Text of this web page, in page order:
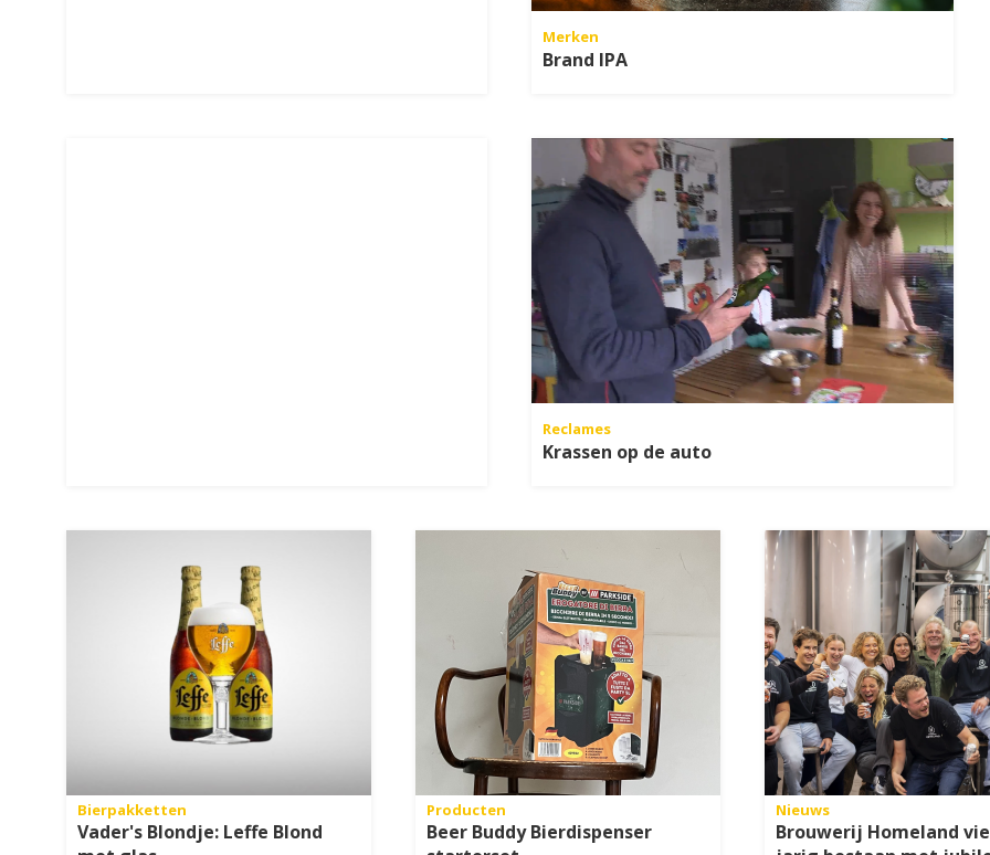
Merken
Brand IPA
Reclames
Krassen op de auto
Bierpakketten
Vader's Blondje: Leffe Blond
Producten
Beer Buddy Bierdispenser
Nieuws
Brouwerij Homeland